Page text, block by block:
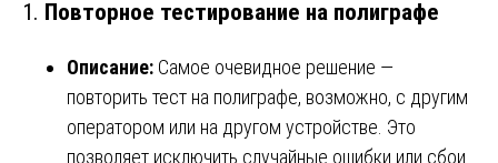
1. Повторное тестирование на полиграфе
Описание: Самое очевидное решение —
повторить тест на полиграфе, возможно, с другим
оператором или на другом устройстве. Это
позволяет исключить случайные ошибки или сбои